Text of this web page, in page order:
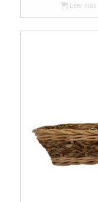
Leer más